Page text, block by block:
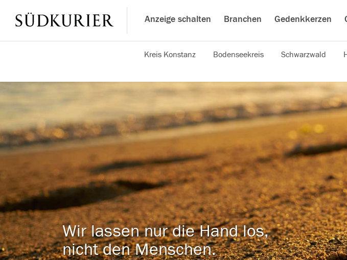
Anzeige schalten Branchen Gedenkkerzen
Kreis Konstanz Bodenseekreis Schwarzwald
Wir lassen nur die Hand los,
nicht den Menschen.